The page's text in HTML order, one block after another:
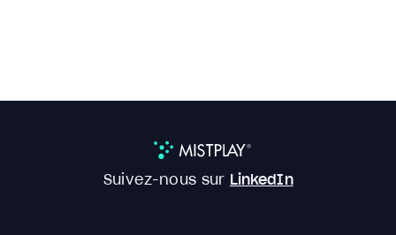
Suivez-nous sur LinkedIn